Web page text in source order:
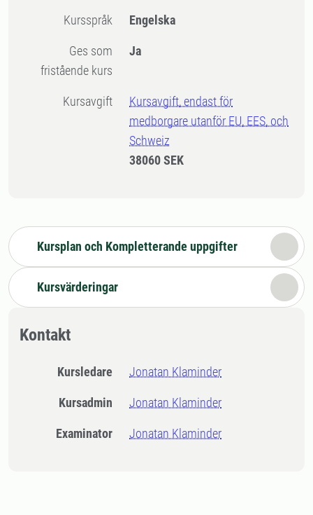
Kursspråk Engelska
Ges som
fristående kurs
Ja
Kursavgift
Kursavgift, endast för
medborgare utanför EU, EES, och
Schweiz
38060 SEK
Kursplan och Kompletterande uppgifter
Kursvärderingar
Kontakt
Kursledare Jonatan Klaminder
Kursadmin Jonatan Klaminder
Examinator Jonatan Klaminder